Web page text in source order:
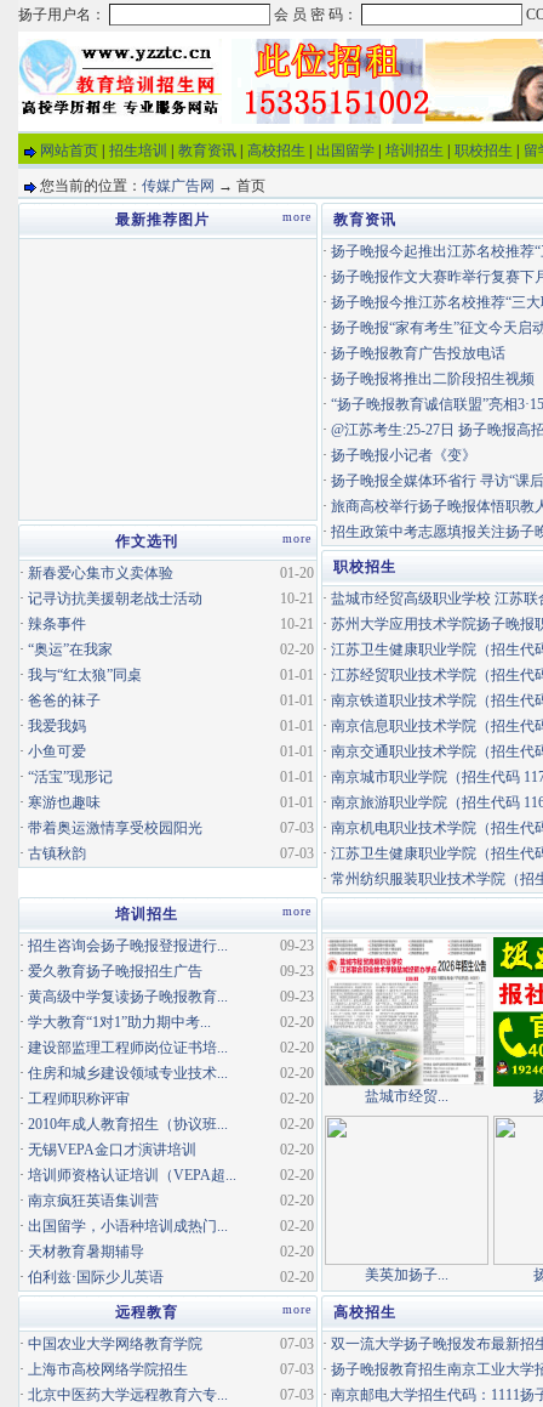
网站首页 招生培训 教育资讯 高校招生 出国留学 培训招生 职校招生 留
您当前的位置： 传媒广告网 → 首页
教育资讯
· 扬子晚报今起推出江苏名校推荐“
· 扬子晚报作文大赛昨举行复赛下
· 扬子晚报今推江苏名校推荐“三大
· 扬子晚报“家有考生”征文今天启
· 扬子晚报教育广告投放电话
· 扬子晚报将推出二阶段招生视频
· “扬子晚报教育诚信联盟”亮相3·15
· @江苏考生:25-27日 扬子晚报高
· 扬子晚报小记者《变》
· 扬子晚报全媒体环省行 寻访“课
· 旅商高校举行扬子晚报体悟职教
· 招生政策中考志愿填报关注扬子
职校招生
· 盐城市经贸高级职业学校 江苏联
· 苏州大学应用技术学院扬子晚报
· 江苏卫生健康职业学院（招生代
· 江苏经贸职业技术学院（招生代
· 南京铁道职业技术学院（招生代
· 南京信息职业技术学院（招生代
· 南京交通职业技术学院（招生代
· 南京城市职业学院（招生代码
· 南京旅游职业学院（招生代码
· 南京机电职业技术学院（招生代
· 江苏卫生健康职业学院（招生代
· 常州纺织服装职业技术学院（招
more
最新推荐图片
more
作文选刊
01-20
· 新春爱心集市义卖体验
10-21
· 记寻访抗美援朝老战士活动
10-21
· 辣条事件
02-20
· “奥运”在我家
01-01
· 我与“红太狼”同桌
01-01
· 爸爸的袜子
01-01
· 我爱我妈
01-01
· 小鱼可爱
01-01
· “活宝”现形记
01-01
· 寒游也趣味
07-03
· 带着奥运激情享受校园阳光
07-03
· 古镇秋韵
盐城市经贸...
美英加扬子...
高校招生
· 双一流大学扬子晚报发布最新招
· 扬子晚报教育招生南京工业大学
· 南京邮电大学招生代码：1111扬
more
培训招生
09-23
· 招生咨询会扬子晚报登报进行...
09-23
· 爱久教育扬子晚报招生广告
09-23
· 黄高级中学复读扬子晚报教育...
02-20
· 学大教育“1对1”助力期中考...
02-20
· 建设部监理工程师岗位证书培...
02-20
· 住房和城乡建设领域专业技术...
02-20
· 工程师职称评审
02-20
· 2010年成人教育招生（协议班...
02-20
· 无锡VEPA金口才演讲培训
02-20
· 培训师资格认证培训（VEPA超...
02-20
· 南京疯狂英语集训营
02-20
· 出国留学，小语种培训成热门...
02-20
· 天材教育暑期辅导
02-20
· 伯利兹·国际少儿英语
more
远程教育
07-03
· 中国农业大学网络教育学院
07-03
· 上海市高校网络学院招生
07-03
· 北京中医药大学远程教育六专...